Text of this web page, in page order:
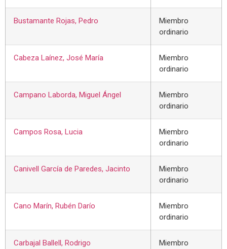
Bustamante Rojas, Pedro
Miembro
ordinario
Cabeza Laínez, José María
Miembro
ordinario
Campano Laborda, Miguel Ángel
Miembro
ordinario
Campos Rosa, Lucia
Miembro
ordinario
Canivell García de Paredes, Jacinto
Miembro
ordinario
Cano Marín, Rubén Darío
Miembro
ordinario
Carbajal Ballell, Rodrigo
Miembro